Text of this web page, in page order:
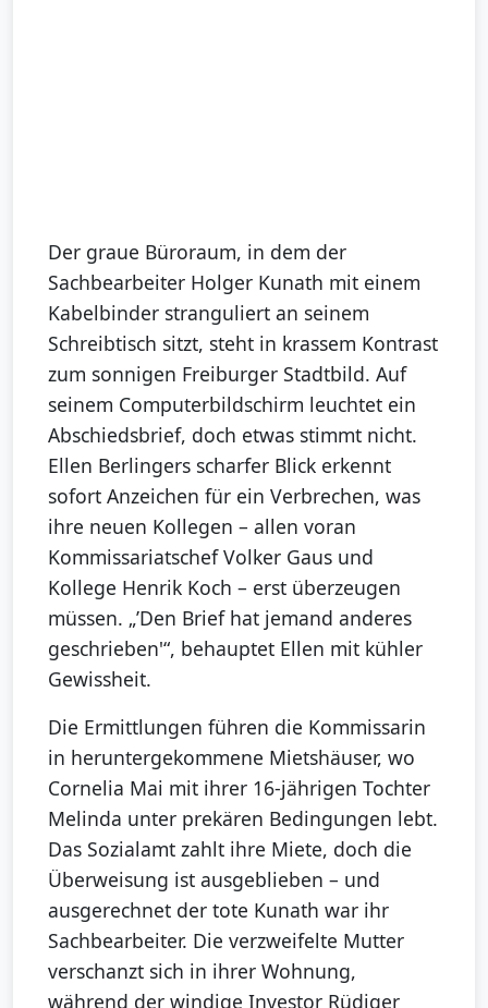
Der graue Büroraum, in dem der
Sachbearbeiter Holger Kunath mit einem
Kabelbinder stranguliert an seinem
Schreibtisch sitzt, steht in krassem Kontrast
zum sonnigen Freiburger Stadtbild. Auf
seinem Computerbildschirm leuchtet ein
Abschiedsbrief, doch etwas stimmt nicht.
Ellen Berlingers scharfer Blick erkennt
sofort Anzeichen für ein Verbrechen, was
ihre neuen Kollegen – allen voran
Kommissariatschef Volker Gaus und
Kollege Henrik Koch – erst überzeugen
müssen. „’Den Brief hat jemand anderes
geschrieben'“, behauptet Ellen mit kühler
Gewissheit.
Die Ermittlungen führen die Kommissarin
in heruntergekommene Mietshäuser, wo
Cornelia Mai mit ihrer 16-jährigen Tochter
Melinda unter prekären Bedingungen lebt.
Das Sozialamt zahlt ihre Miete, doch die
Überweisung ist ausgeblieben – und
ausgerechnet der tote Kunath war ihr
Sachbearbeiter. Die verzweifelte Mutter
verschanzt sich in ihrer Wohnung,
während der windige Investor Rüdiger